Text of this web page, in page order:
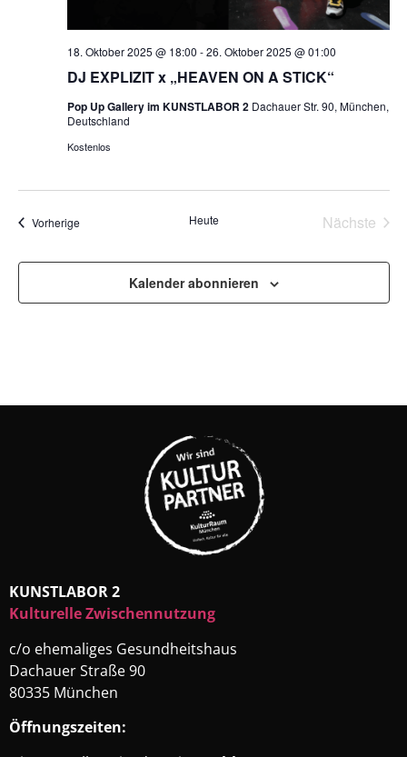
DJ EXPLIZIT x „HEAVEN ON A STICK“
18. Oktober 2025 @ 18:00 -26. Oktober 2025 @ 01:00
Pop Up Gallery im KUNSTLABOR 2 Dachauer Str. 90, München,
Deutschland
Kostenlos
VorherigeVeranstaltungen Heute Nächste
Kalender abonnieren
KUNSTLABOR 2
Kulturelle Zwischennutzung
c/o ehemaliges Gesundheitshaus
Dachauer Straße 90
80335 München
Öffnungszeiten: